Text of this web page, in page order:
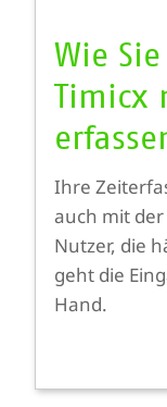
Wie
Ihre
auch mit
Nutzer, die
geht die
Hand.